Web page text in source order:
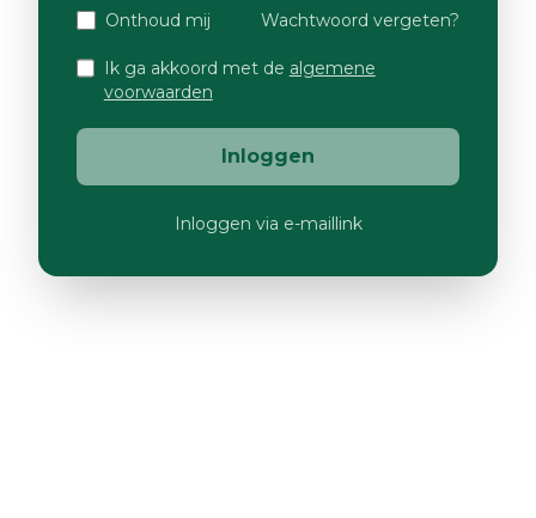
Onthoud mij Wachtwoord vergeten?
Ik ga akkoord met de algemene
voorwaarden
Inloggen
Inloggen via e-maillink